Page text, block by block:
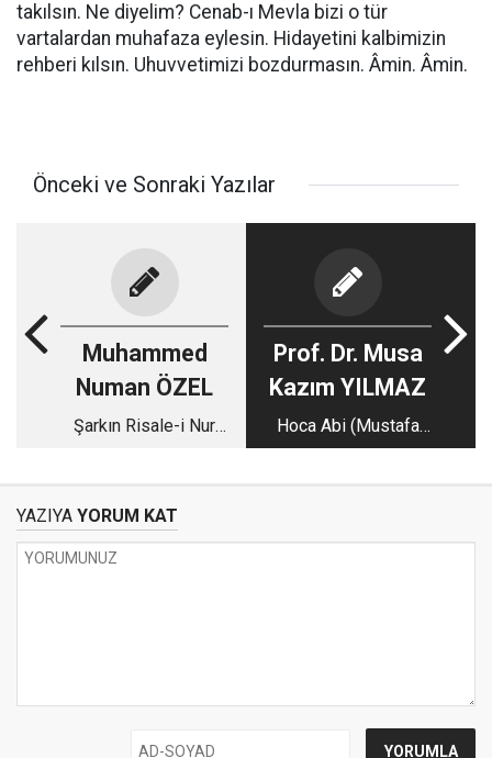
takılsın. Ne diyelim? Cenab-ı Mevla bizi o tür
vartalardan muhafaza eylesin. Hidayetini kalbimizin
rehberi kılsın. Uhuvvetimizi bozdurmasın. Âmin. Âmin.
Önceki ve Sonraki Yazılar
Muhammed
Numan ÖZEL
Şarkın Risale-i Nur
Prof. Dr. Musa
Kazım YILMAZ
Hoca Abi (Mustafa
Kılıç Hoca)
YAZIYA YORUM KAT